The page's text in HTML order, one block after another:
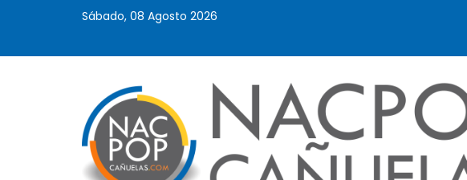
Sábado, 08 Agosto 2026